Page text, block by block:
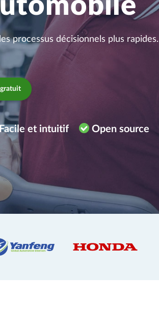
processus décisionnels plus rapides.
gratuit
et intuitif Open source